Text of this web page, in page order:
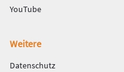
YouTube
Weitere
Datenschutz